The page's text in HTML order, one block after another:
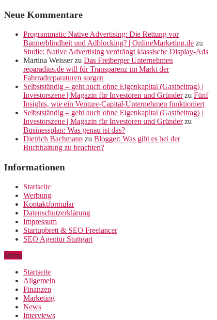
Neue Kommentare
Programmatic Native Advertising: Die Rettung vor
Bannerblindheit und Adblocking? | OnlineMarketing.de zu
Studie: Native Advertising verdrängt klassische Display-Ads
Martina Weisserzu Das Freiberger Unternehmen
reparadius.de will für Transparenz im Markt der
Fahrradreparaturen sorgen
Selbstständig – geht auch ohne Eigenkapital (Gastbeitrag) |
Investorszene | Magazin für Investoren und Gründerzu Fünf
Insights, wie ein Venture-Capital-Unternehmen funktioniert
Selbstständig – geht auch ohne Eigenkapital (Gastbeitrag) |
Investorszene | Magazin für Investoren und Gründerzu
Businessplan: Was genau ist das?
Dietrich Bachmann zu Blogger: Was gibt es bei der
Buchhaltung zu beachten?
Informationen
Startseite
Werbung
Kontaktformular
Datenschutzerklärung
Impressum
Startupbrett & SEO Freelancer
SEO Agentur Stuttgart
Menu
Startseite
Allgemein
Finanzen
Marketing
News
Interviews